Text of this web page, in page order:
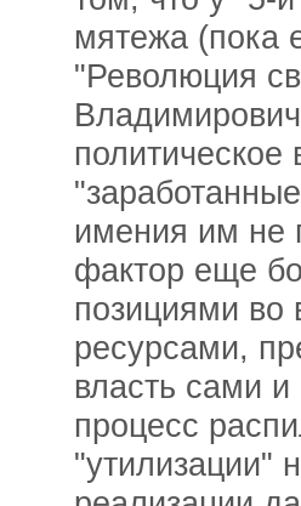
мятежа (пока
"Революция
имения им не
фактор еще
позициями во
ресурсами,
власть сами
процесс
"утилизации"